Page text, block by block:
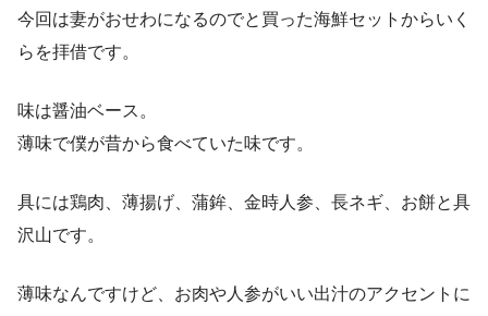
今回は妻がおせわになるのでと買った海鮮セットからいく
らを拝借です。
味は醤油ベース。
薄味で僕が昔から食べていた味です。
具には鶏肉、薄揚げ、蒲鉾、金時人参、長ネギ、お餅と具
沢山です。
薄味なんですけど、お肉や人参がいい出汁のアクセントに